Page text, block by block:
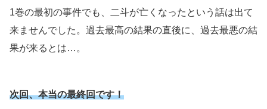
1巻の最初の事件でも、二斗が亡くなったという話は出て
来ませんでした。過去最高の結果の直後に、過去最悪の結
果が来るとは…。
次回、本当の最終回です！